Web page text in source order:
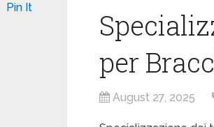
per
August 27, 2025
Pin It